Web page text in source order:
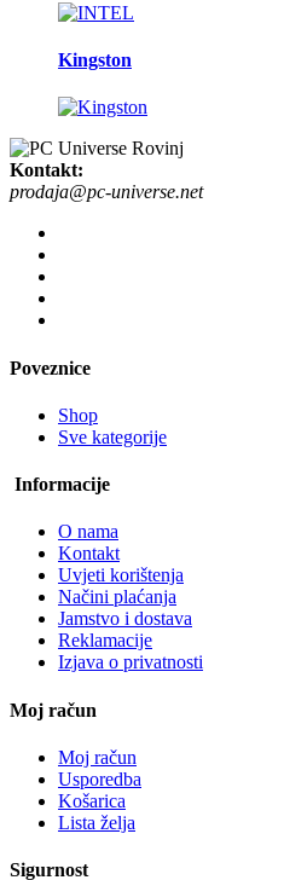
Kingston
Kontakt:
prodaja@pc-universe.net
Poveznice
Shop
Sve kategorije
Informacije
O nama
Kontakt
Uvjeti korištenja
Načini plaćanja
Jamstvo i dostava
Reklamacije
Izjava o privatnosti
Moj račun
Moj račun
Usporedba
Košarica
Lista želja
Sigurnost